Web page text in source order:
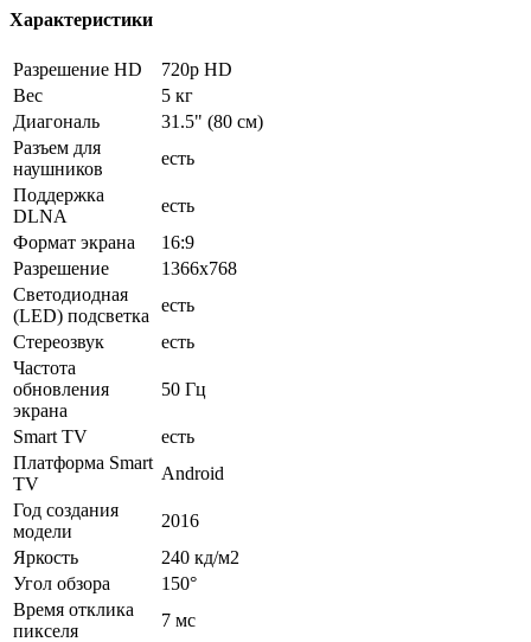
Характеристики
Разрешение HD
720p HD
Вес
5 кг
Диагональ
31.5" (80 см)
Разъем для
наушников
есть
Поддержка
DLNA
есть
Формат экрана
16:9
Разрешение
1366x768
Светодиодная
(LED) подсветка
есть
Стереозвук
есть
Частота
обновления
экрана
50 Гц
Smart TV
есть
Платформа Smart
TV
Android
Год создания
модели
2016
Яркость
240 кд/м2
Угол обзора
150°
Время отклика
пикселя
7 мс